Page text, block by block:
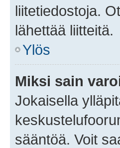
liitetiedostoja.
lähettää liitteitä.
Ylös
Miksi sain
Jokaisella
sääntöä. Voit